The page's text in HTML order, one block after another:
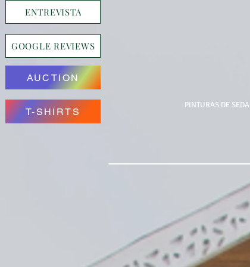
ENTREVISTA
GOOGLE REVIEWS
AUCTION
T-SHIRTS
PINTURAS DE SEDA